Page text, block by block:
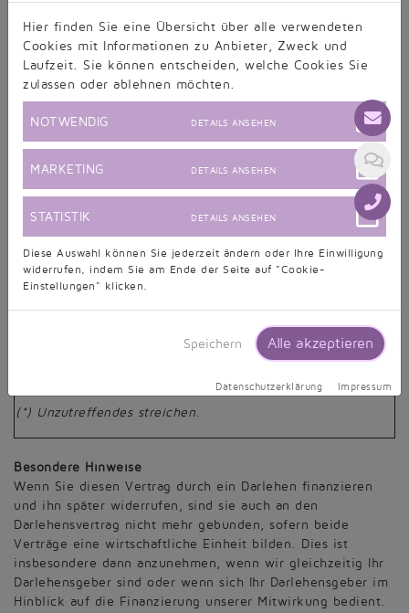
(Wenn Sie den Vertrag widerrufen wollen, dann füllen Sie
bitte dieses Formular aus und senden Sie es zurück.)
– An Taubenweiß GmbH, Danziger Str. 20, 41564 Karst,
7427565
– Hiermit widerrufe(n) ich/wir (*) den von mir/uns (*)
abgeschlossenen Vertrag über den Kauf der folgenden
Waren (*)/die Erbringung der folgenden Dienstleistung (*)
– Bestellt am (*)/erhalten am (*)
– Name des/der Verbraucher(s)
– Anschrift des/der Verbraucher(s)
(*) Unzutreffendes streichen.
Besondere Hinweise
Wenn Sie diesen Vertrag durch ein Darlehen finanzieren
und ihn später widerrufen, sind sie auch an den
Darlehensvertrag nicht mehr gebunden, sofern beide
Verträge eine wirtschaftliche Einheit bilden. Dies ist
insbesondere dann anzunehmen, wenn wir gleichzeitig Ihr
Darlehensgeber sind oder wenn sich Ihr Darlehensgeber im
Hinblick auf die Finanzierung unserer Mitwirkung bedient.
Hier finden Sie eine Übersicht über alle verwendeten
Cookies mit Informationen zu Anbieter, Zweck und
Laufzeit. Sie können entscheiden, welche Cookies Sie
zulassen oder ablehnen möchten.
NOTWENDIG DETAILS ANSEHEN
MARKETING DETAILS ANSEHEN
STATISTIK DETAILS ANSEHEN
Diese Auswahl können Sie jederzeit ändern oder Ihre Einwilligung
widerrufen, indem Sie am Ende der Seite auf "Cookie-
Einstellungen" klicken.
Speichern Alle akzeptieren
Datenschutzerklärung Impressum